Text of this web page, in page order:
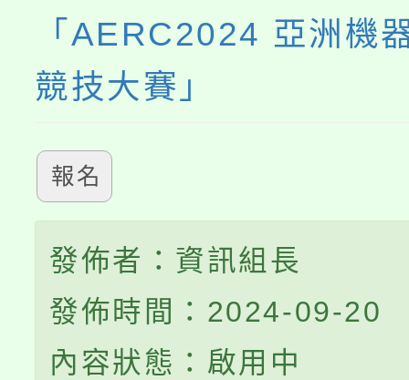
「AERC2024 亞洲機
競技大賽」
報名
發佈者：資訊組長
發佈時間：2024-09-20
內容狀態：啟用中